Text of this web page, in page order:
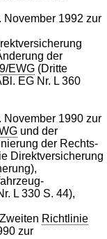
1992 zur
der
EWG(Dritte
EG Nr. L 360
1990 zur
und der
der Rechts-
Direktversicherung
L 330 S. 44),
Richtlinie
zur